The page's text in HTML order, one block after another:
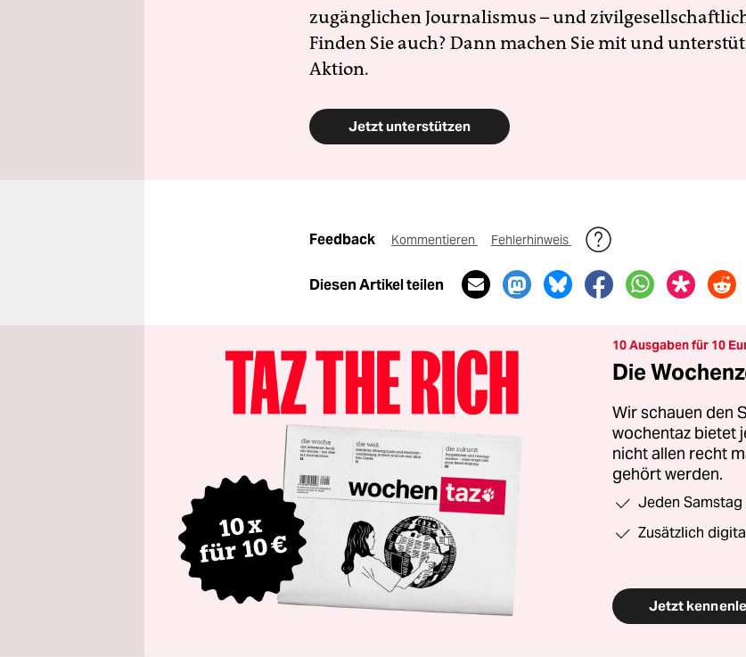
zugänglichen Journalismus – und
Finden Sie auch? Dann machen Sie mit und
Aktion.
Jetzt unterstützen
Feedback Kommentieren Fehlerhinweis
Diesen Artikel teilen
10 Ausgaben für 10
Die
Wir schauen den
wochentaz bietet
nicht allen recht
gehört werden.
Jeden
Zusätzlich
Jetzt